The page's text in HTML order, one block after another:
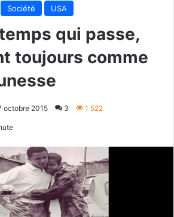
Société USA
qui passe,
toujours comme
octobre 2015 3 1 522